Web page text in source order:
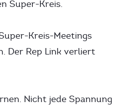
Super-Kreis.
Kreis-Meetings
Der Rep Link verliert
Nicht jede Spannung